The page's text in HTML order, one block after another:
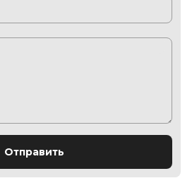
Отправить